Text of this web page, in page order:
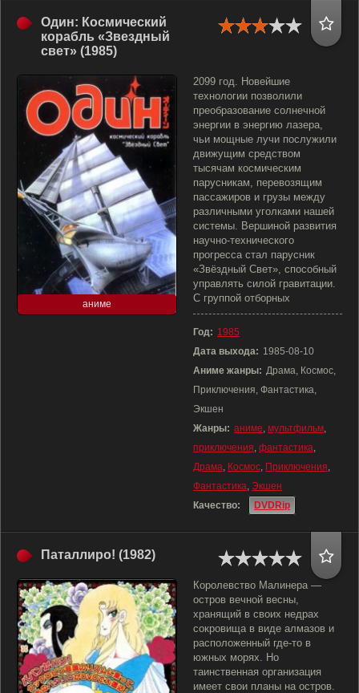
Один: Космический
корабль «Звездный
свет» (1985)
аниме
2099 год. Новейшие
технологии позволили
преобразование солнечной
энергии в энергию лазера,
чьи мощные лучи послужили
движущим средством
тысячам космическим
парусникам, перевозящим
пассажиров и грузы между
различными уголками нашей
системы. Вершиной развития
научно-технического
прогресса стал парусник
«Звёздный Свет», способный
управлять силой гравитации.
С группой отборных
Год: 1985
Дата выхода: 1985-08-10
Аниме жанры: Драма, Космос,
Приключения, Фантастика,
Экшен
Жанры: аниме, мультфильм,
приключения, фантастика,
Драма, Космос, Приключения,
Фантастика, Экшен
Качество:
DVDRip
Паталлиро! (1982)
Королевство Малинера —
остров вечной весны,
хранящий в своих недрах
сокровища в виде алмазов и
расположенный где-то в
южных морях. Но
таинственная организация
имеет свои планы на остров.